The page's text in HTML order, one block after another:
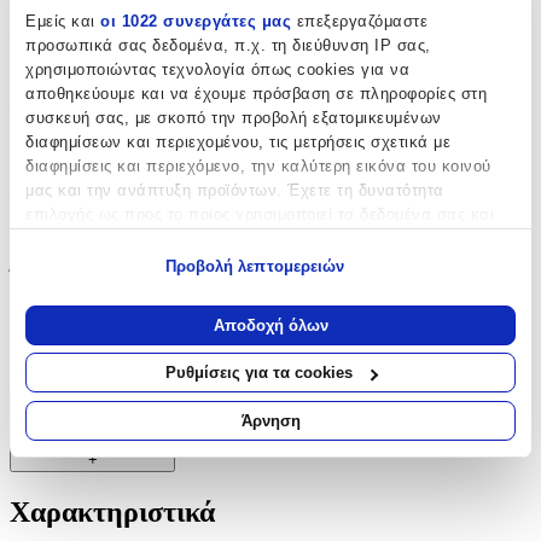
Εμείς και οι 1022 συνεργάτες μας επεξεργαζόμαστε
προσωπικά σας δεδομένα, π.χ. τη διεύθυνση IP σας,
χρησιμοποιώντας τεχνολογία όπως cookies για να
αποθηκεύουμε και να έχουμε πρόσβαση σε πληροφορίες στη
συσκευή σας, με σκοπό την προβολή εξατομικευμένων
διαφημίσεων και περιεχομένου, τις μετρήσεις σχετικά με
διαφημίσεις και περιεχόμενο, την καλύτερη εικόνα του κοινού
μας και την ανάπτυξη προϊόντων. Έχετε τη δυνατότητα
Να συλλέξουμε πληροφορίες σχετικά με τη γεωγραφική
σας τοποθεσία, οι οποίες μπορεί να είναι ακριβείς σε
απόσταση μερικών μέτρων
Να αναγνωρίσουμε τη συσκευή σας σαρώνοντας ενεργά
για συγκεκριμένα χαρακτηριστικά (δακτυλικό αποτύπωμα)
Μάθετε περισσότερα σχετικά με τον τρόπο επεξεργασίας των
προσωπικών σας δεδομένων και καθορίστε τις προτιμήσεις σας
ανακαλέσετε τη συγκατάθεσή σας ανά πάσα στιγμή από τη
Προβολή λεπτομερειών
Αποδοχή όλων
Ρυθμίσεις για τα cookies
Άρνηση
Μπορντούρα:
Ναι
Φωσφοριζέ:
Όχι
3D:
Όχι
cm
+
Χαρακτηριστικά